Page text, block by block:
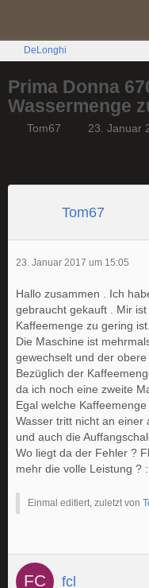
DeLonghi
Prima Donna
Wassermenge
Tom67 23. Januar
Tom67
23. Januar 2017 um 15:05
Hallo zusammen . Ich
gebraucht gekauft . Mir
Kaffeemenge zu gering ist.
Die Maschine ist
gewechselt und der obere
Bezüglich der
da ich noch eine zweite
Egal welche
Wasser tritt nicht an einer
und auch die
Wo liegt da der Fehler ?
mehr die volle Leistung ?
Einmal editiert, zuletzt von
fcl